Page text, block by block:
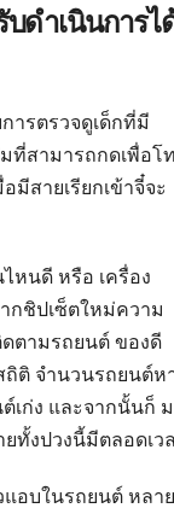
ดำเนินการไ
ารตรวจดูเด็กที่มี
ที่สามารถกดเพื่อโ
มีสายเรียกเข้าจี๋จะ
หนดี หรือ เครื่อง
กชิปเซ็ตใหม่ความ
ตามรถยนต์ ของดี
ถิติ จำนวนรถยนต์ห
เก่ง และจากนั้นก็
ทั้งปวงนี้มีตลอดเว
แอบในรถยนต์ หลาย